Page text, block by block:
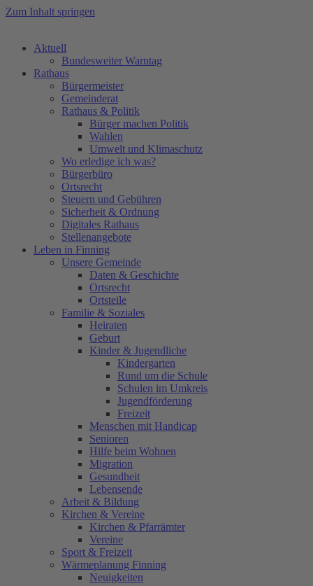
Zum Inhalt springen
Aktuell
Bundesweiter Warntag
Rathaus
Bürgermeister
Gemeinderat
Rathaus & Politik
Bürger machen Politik
Wahlen
Umwelt und Klimaschutz
Wo erledige ich was?
Bürgerbüro
Ortsrecht
Steuern und Gebühren
Sicherheit & Ordnung
Digitales Rathaus
Stellenangebote
Leben in Finning
Unsere Gemeinde
Daten & Geschichte
Ortsrecht
Ortsteile
Familie & Soziales
Heiraten
Geburt
Kinder & Jugendliche
Kindergarten
Rund um die Schule
Schulen im Umkreis
Jugendförderung
Freizeit
Menschen mit Handicap
Senioren
Hilfe beim Wohnen
Migration
Gesundheit
Lebensende
Arbeit & Bildung
Kirchen & Vereine
Kirchen & Pfarrämter
Vereine
Sport & Freizeit
Wärmeplanung Finning
Neuigkeiten